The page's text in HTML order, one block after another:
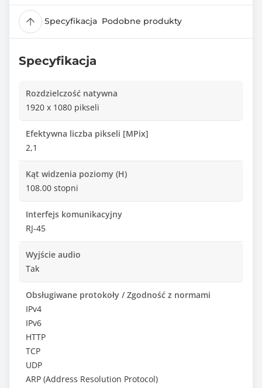
Specyfikacja Podobne produkty
Specyfikacja
Rozdzielczość natywna
1920 x 1080 pikseli
Efektywna liczba pikseli [MPix]
2,1
Kąt widzenia poziomy (H)
108.00 stopni
Interfejs komunikacyjny
RJ-45
Wyjście audio
Tak
Obsługiwane protokoły / Zgodność z normami
IPv4
IPv6
HTTP
TCP
UDP
ARP (Address Resolution Protocol)